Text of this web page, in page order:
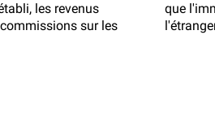
les revenus
sur les
que